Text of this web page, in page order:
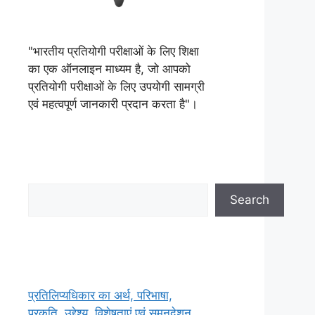
"भारतीय प्रतियोगी परीक्षाओं के लिए शिक्षा
का एक ऑनलाइन माध्यम है, जो आपको
प्रतियोगी परीक्षाओं के लिए उपयोगी सामग्री
एवं महत्वपूर्ण जानकारी प्रदान करता है"।
Search
प्रतिलिप्यधिकार का अर्थ, परिभाषा,